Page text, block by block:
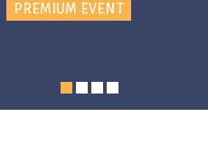
PREMIUM EVENT